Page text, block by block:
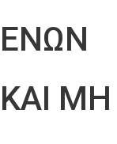
ΕΝΩΝ
ΚΑΙ ΜΗ